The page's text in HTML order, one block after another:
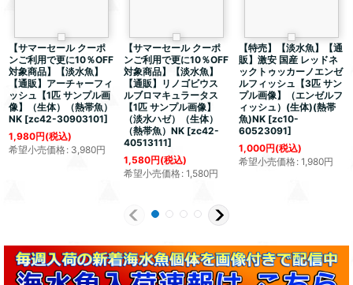
【サマーセール クーポ
ンご利用で更に10％OFF
対象商品】【淡水魚】
【通販】アーチャーフィ
ッシュ【1匹 サンプル画
像】（生体）（熱帯魚）
NK [zc42-30903101]
1,980円(税込)
希望小売価格: 3,980円
【サマーセール クーポ
ンご利用で更に10％OFF
対象商品】【淡水魚】
【通販】リノゴビウス
ルブロマキュラータス
【1匹 サンプル画像】
（淡水ハゼ）（生体）
（熱帯魚）NK [zc42-
40513111]
1,580円(税込)
希望小売価格: 1,580円
【特売】【淡水魚】【通
販】激安 国産 レッドネ
ックトゥッカーノエンゼ
ルフィッシュ【3匹 サン
プル画像】（エンゼルフ
ィッシュ）(生体)(熱帯
魚)NK [zc10-
60523091]
1,000円(税込)
希望小売価格: 1,980円